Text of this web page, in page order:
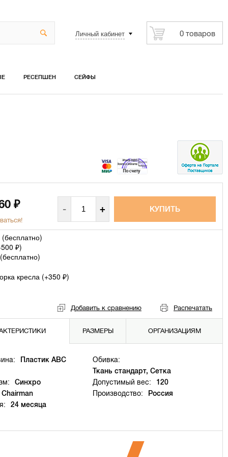
Личный кабинет 0 товаров
РЕСЕПШЕН СЕЙФЫ
₽ - +
(бесплатно)
500 ₽)
бесплатно)
кресла (+350 ₽)
Добавить к сравнению Распечатать
РАЗМЕРЫ ОРГАНИЗАЦИЯМ
Пластик ABC
Обивка:
Ткань стандарт, Сетка
Синхро Допустимый вес:
120
Chairman
Производство:
Россия
24 месяца